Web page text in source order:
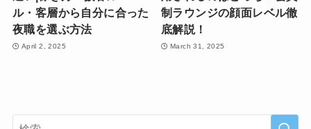
ル・客層から自分に合った
夜職を選ぶ方法
April 2, 2025
制ラウンジの顔面レベル徹
底解説！
March 31, 2025